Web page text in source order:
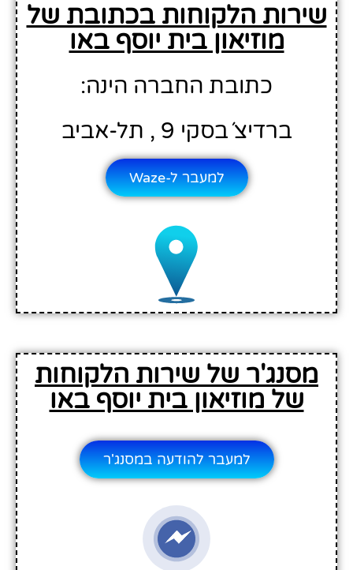
שירות הלקוחות בכתובת של
מוזיאון בית יוסף באו
כתובת החברה הינה:
ברדיצ´בסקי 9 , תל-אביב
למעבר ל-Waze
מסנג'ר של שירות הלקוחות
של מוזיאון בית יוסף באו
למעבר להודעה במסנג'ר